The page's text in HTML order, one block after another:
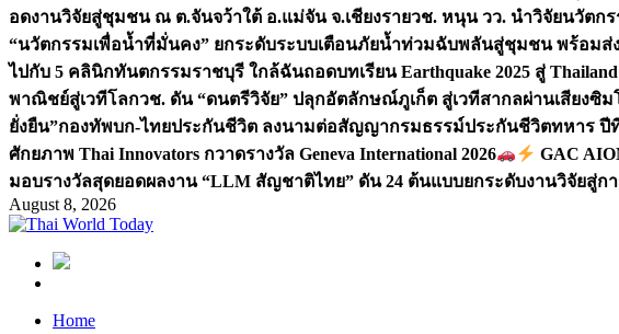
อดงานวิจัยสู่ชุมชน ณ ต.จันจว้าใต้ อ.แม่จัน จ.เชียงรายวช. หนุน วว. นำวิจัยนวัตก
“นวัตกรรมเพื่อน้ำที่มั่นคง” ยกระดับระบบเตือนภัยน้ำท่วมฉับพลันสู่ชุมชน พร้อมส่
ไปกับ 5 คลินิกทันตกรรมราชบุรี ใกล้ฉันถอดบทเรียน Earthquake 2025 สู่
พาณิชย์สู่เวทีโลกวช. ดัน “ดนตรีวิจัย” ปลุกอัตลักษณ์ภูเก็ต สู่เวทีสากลผ่านเสียงซิ
ยั่งยืน”กองทัพบก-ไทยประกันชีวิต ลงนามต่อสัญญากรมธรรม์ประกันชีวิตทหาร ปี
ศักยภาพ Thai Innovators กวาดรางวัล Geneva International 2026
GAC
มอบรางวัลสุดยอดผลงาน “LLM สัญชาติไทย” ดัน 24 ต้นแบบยกระดับงานวิจัยสู่กา
August 8, 2026
Home